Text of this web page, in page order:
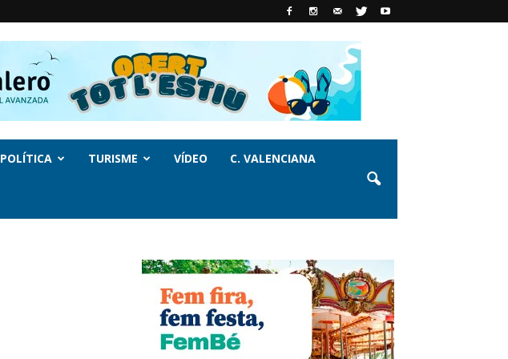
POLÍTICA TURISME VÍDEO C. VALENCIANA